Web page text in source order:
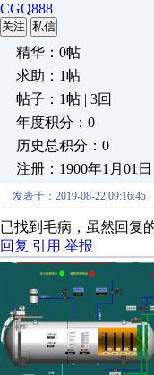
CGQ888
关注 私信
精华：0帖
求助：1帖
帖子：1帖 | 3回
年度积分：0
历史总积分：0
注册：1900年1月01日
发表于：2019-08-22 09:16:45
已找到毛病，虽然回复
回复 引用 举报